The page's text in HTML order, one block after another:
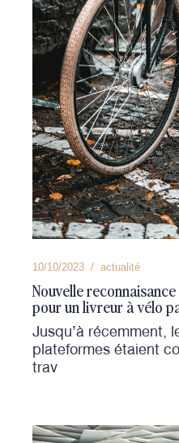
10/10/2023 actualité
Nouvelle
pour un livreur à vélo
Jusqu’à récemment,
plateformes étaient
trav